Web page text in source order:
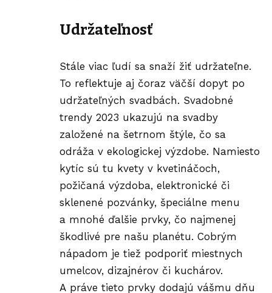
Udržateľnosť
Stále viac ľudí sa snaží žiť udržateľne.
To reflektuje aj čoraz väčší dopyt po
udržateľných svadbách. Svadobné
trendy 2023 ukazujú na svadby
založené na šetrnom štýle, čo sa
odráža v ekologickej výzdobe. Namiesto
kytíc sú tu kvety v kvetináčoch,
požičaná výzdoba, elektronické či
sklenené pozvánky, špeciálne menu
a mnohé ďalšie prvky, čo najmenej
škodlivé pre našu planétu. Cobrým
nápadom je tiež podporiť miestnych
umelcov, dizajnérov či kuchárov.
A práve tieto prvky dodajú vášmu dňu